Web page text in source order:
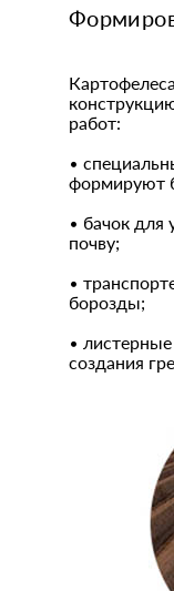
работ:
•
формируют
• бачок для
почву;
•
борозды;
•
создания